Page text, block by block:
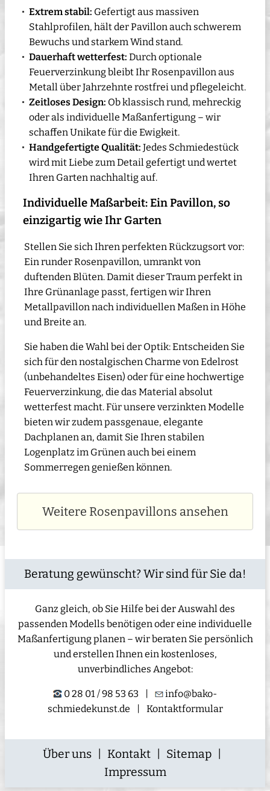
Extrem stabil: Gefertigt aus massiven
Stahlprofilen, hält der Pavillon auch schwerem
Bewuchs und starkem Wind stand.
Dauerhaft wetterfest: Durch optionale
Feuerverzinkung bleibt Ihr Rosenpavillon aus
Metall über Jahrzehnte rostfrei und pflegeleicht.
Zeitloses Design: Ob klassisch rund, mehreckig
oder als individuelle Maßanfertigung – wir
schaffen Unikate für die Ewigkeit.
Handgefertigte Qualität: Jedes Schmiedestück
wird mit Liebe zum Detail gefertigt und wertet
Ihren Garten nachhaltig auf.
Individuelle Maßarbeit: Ein Pavillon, so
einzigartig wie Ihr Garten
Stellen Sie sich Ihren perfekten Rückzugsort vor:
Ein runder Rosenpavillon, umrankt von
duftenden Blüten. Damit dieser Traum perfekt in
Ihre Grünanlage passt, fertigen wir Ihren
Metallpavillon nach individuellen Maßen in Höhe
und Breite an.
Sie haben die Wahl bei der Optik: Entscheiden Sie
sich für den nostalgischen Charme von Edelrost
(unbehandeltes Eisen) oder für eine hochwertige
Feuerverzinkung, die das Material absolut
wetterfest macht. Für unsere verzinkten Modelle
bieten wir zudem passgenaue, elegante
Dachplanen an, damit Sie Ihren stabilen
Logenplatz im Grünen auch bei einem
Sommerregen genießen können.
Weitere Rosenpavillons ansehen
Beratung gewünscht? Wir sind für Sie da!
Ganz gleich, ob Sie Hilfe bei der Auswahl des
passenden Modells benötigen oder eine individuelle
Maßanfertigung planen – wir beraten Sie persönlich
und erstellen Ihnen ein kostenloses,
unverbindliches Angebot:
0 28 01 / 98 53 63 |
info@bako-
schmiedekunst.de | Kontaktformular
Über uns Kontakt Sitemap
Impressum